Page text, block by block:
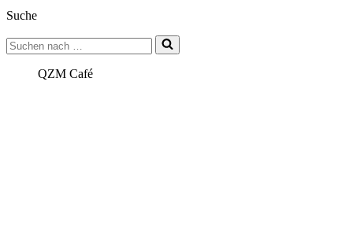
Suche
Suchen
nach …
QZM Café